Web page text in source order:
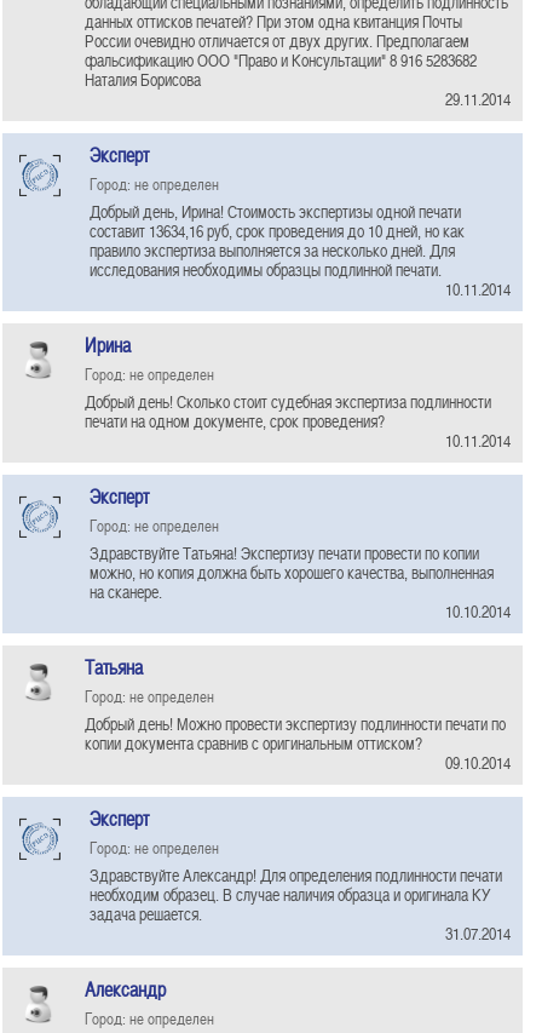
данных оттисков печатей? При этом одна квитанция Почты
России очевидно отличается от двух других. Предполагаем
фальсификацию ООО "Право и Консультации" 8 916 5283682
Наталия Борисова
29.11.2014
Эксперт
Город: не определен
Добрый день, Ирина! Стоимость экспертизы одной печати
составит 13634,16 руб, срок проведения до 10 дней, но как
правило экспертиза выполняется за несколько дней. Для
исследования необходимы образцы подлинной печати.
10.11.2014
Ирина
Город: не определен
Добрый день! Сколько стоит судебная экспертиза подлинности
печати на одном документе, срок проведения?
10.11.2014
Эксперт
Город: не определен
Здравствуйте Татьяна! Экспертизу печати провести по копии
можно, но копия должна быть хорошего качества, выполненная
на сканере.
10.10.2014
Татьяна
Город: не определен
Добрый день! Можно провести экспертизу подлинности печати по
копии документа сравнив с оригинальным оттиском?
09.10.2014
Эксперт
Город: не определен
Здравствуйте Александр! Для определения подлинности печати
необходим образец. В случае наличия образца и оригинала КУ
задача решается.
31.07.2014
Александр
Город: не определен